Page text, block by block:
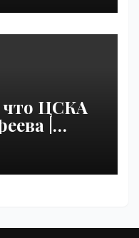
что ЦСКА
|